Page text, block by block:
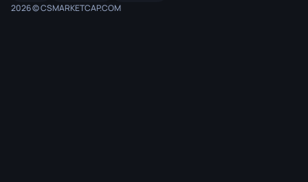
2026 © CSMARKETCAP.COM